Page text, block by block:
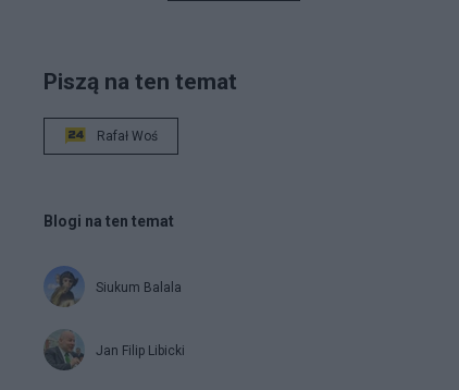
Piszą na ten temat
Rafał Woś
Blogi na ten temat
Siukum Balala
Jan Filip Libicki